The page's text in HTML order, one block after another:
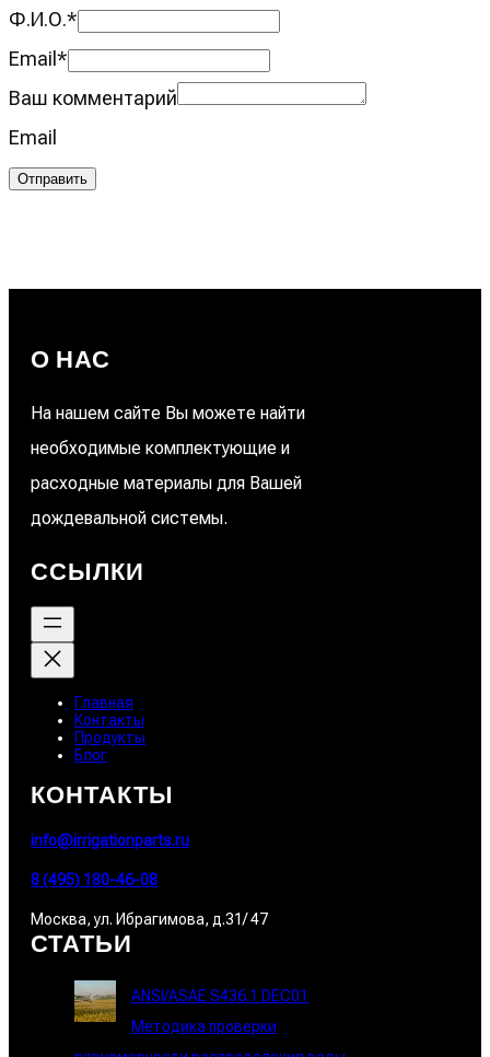
Ф.И.О.*
Email *
Ваш комментарий
Email
Отправить
О НАС
На нашем сайте Вы можете найти
необходимые комплектующие и
расходные материалы для Вашей
дождевальной системы.
ССЫЛКИ
Главная
Контакты
Продукты
Блог
КОНТАКТЫ
info@irrigationparts.ru
8 (495) 180-46-08
Москва, ул. Ибрагимова, д.31/ 47
СТАТЬИ
ANSI/ASAE S436.1 DEC01
Методика проверки